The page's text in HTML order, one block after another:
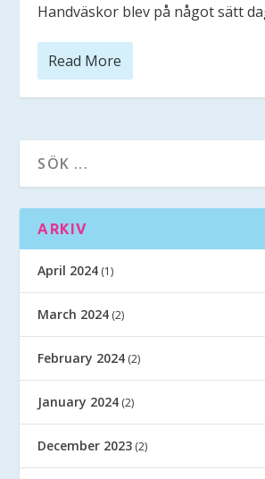
Handväskor blev på något sätt
Read More
ARKIV
April 2024 (1)
March 2024 (2)
February 2024 (2)
January 2024 (2)
December 2023 (2)